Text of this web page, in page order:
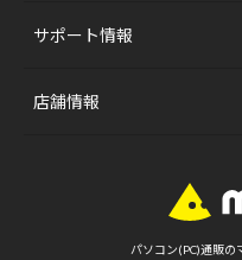
サポート情報
店舗情報
パソコン(PC)通販の